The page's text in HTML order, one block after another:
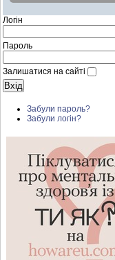
Логін
Пароль
Залишатися на сайті
Забули пароль?
Забули логін?